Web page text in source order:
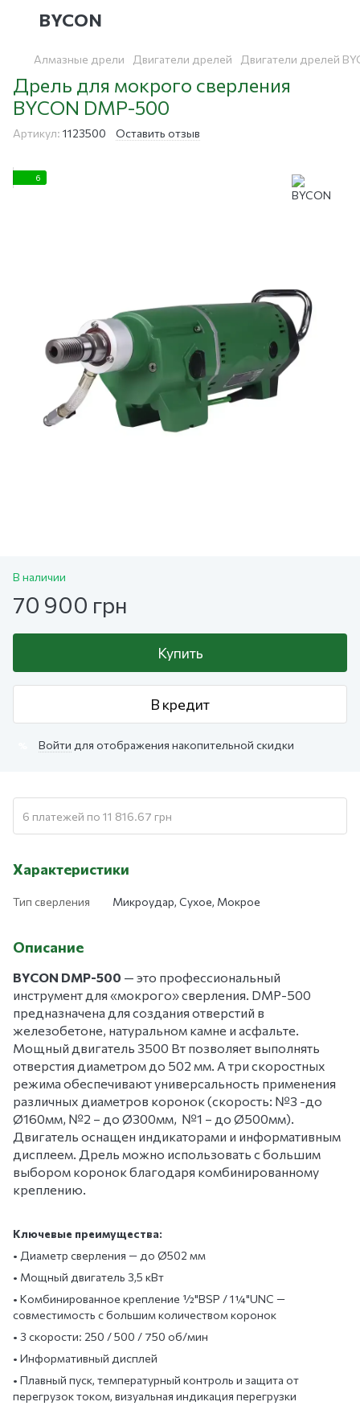
BYCON
Алмазные дрели Двигатели дрелей Двигатели дрелей
Дрель для мокрого сверления
BYCON DMP-500
Артикул: 1123500 Оставить отзыв
6
В наличии
70 900 грн
Купить
В кредит
Войти для отображения накопительной скидки
6 платежей по 11 816.67 грн
Характеристики
Тип сверления Микроудар, Сухое, Мокрое
Описание
BYCON DMP-500 — это профессиональный
инструмент для «мокрого» сверления. DMP-500
предназначена для создания отверстий в
железобетоне, натуральном камне и асфальте.
Мощный двигатель 3500 Вт позволяет выполнять
отверстия диаметром до 502 мм. А три скоростных
режима обеспечивают универсальность применения
различных диаметров коронок (скорость: №3 -до
Ø160мм, №2 – до Ø300мм, №1 – до Ø500мм).
Двигатель оснащен индикаторами и информативным
дисплеем. Дрель можно использовать с большим
выбором коронок благодаря комбинированному
креплению.
Ключевые преимущества:
• Диаметр сверления — до Ø502 мм
• Мощный двигатель 3,5 кВт
• Комбинированное крепление ½"BSP / 1¼"UNC —
совместимость с большим количеством коронок
• 3 скорости: 250 / 500 / 750 об/мин
• Информативный дисплей
• Плавный пуск, температурный контроль и защита от
перегрузок током, визуальная индикация перегрузки